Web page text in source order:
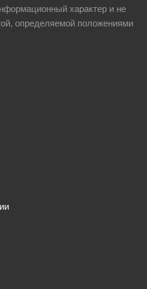
характер и не
определяемой положениями